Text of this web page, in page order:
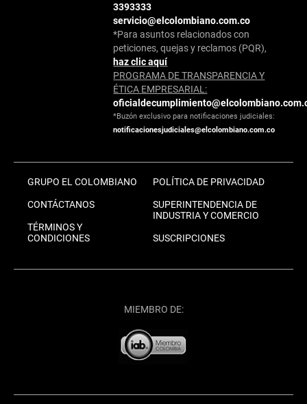
3393333
servicio@elcolombiano.com.co
*Para asuntos relacionados con
peticiones, quejas y reclamos (PQR),
haz clic aquí
PROGRAMA DE TRANSPARENCIA Y
ÉTICA EMPRESARIAL:
*Buzón exclusivo para notificaciones judiciales:
notificacionesjudiciales@elcolombiano.com.co
GRUPO EL COLOMBIANO
CONTÁCTANOS
TÉRMINOS Y
CONDICIONES
POLÍTICA DE PRIVACIDAD
SUPERINTENDENCIA DE
INDUSTRIA Y COMERCIO
SUSCRIPCIONES
MIEMBRO DE: